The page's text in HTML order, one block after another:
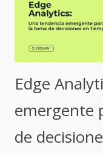
Edge
emergente
de